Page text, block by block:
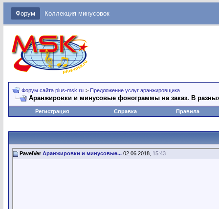
Форум Коллекция минусовок
Форум сайта plus-msk.ru > Предложение услуг аранжировщика
Аранжировки и минусовые фонограммы на заказ. В
Регистрация Справка Правила
PavelVer Аранжировки и минусовые... 02.06.2018, 15:43